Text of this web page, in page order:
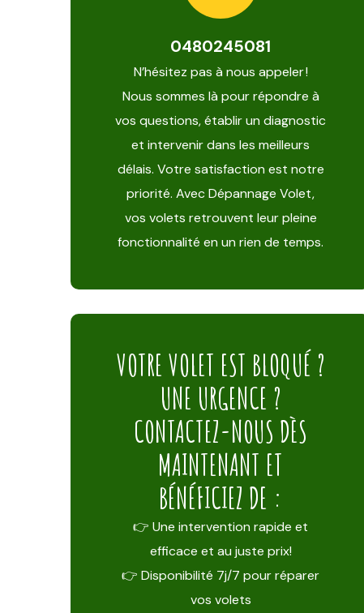
0480245081
N’hésitez pas à nous appeler !
Nous sommes là pour répondre à
vos questions, établir un diagnostic
et intervenir dans les meilleurs
délais. Votre satisfaction est notre
priorité. Avec Dépannage Volet,
vos volets retrouvent leur pleine
fonctionnalité en un rien de temps.
VOTRE VOLET EST BLOQUÉ ?
UNE URGENCE ?
CONTACTEZ-NOUS DÈS
MAINTENANT ET
BÉNÉFICIEZ DE :
👉 Une intervention rapide et
efficace et au juste prix!
👉 Disponibilité 7j/7 pour réparer
vos volets